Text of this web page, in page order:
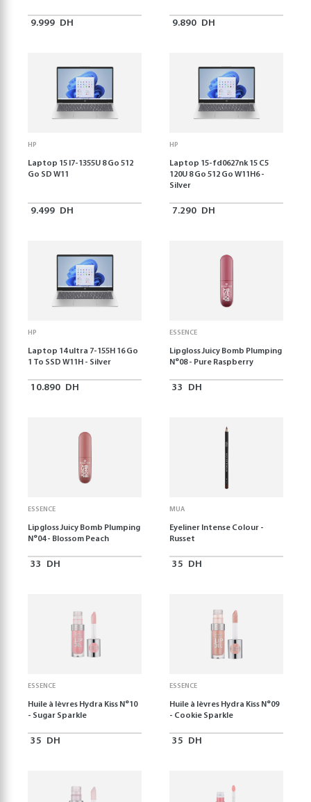
9.999 DH 9.890 DH
HP
Laptop 15 I7-1355U 8 Go 512
Go SD W11
9.499 DH
HP
Laptop 15-fd0627nk 15 C5
120U 8 Go 512 Go W11H6 -
Silver
7.290 DH
HP
Laptop 14 ultra 7-155H 16 Go
1 To SSD W11H - Silver
10.890 DH
ESSENCE
Lipgloss Juicy Bomb Plumping
N°08 - Pure Raspberry
33 DH
ESSENCE
Lipgloss Juicy Bomb Plumping
N°04 - Blossom Peach
33 DH
MUA
Eyeliner Intense Colour -
Russet
35 DH
ESSENCE
Huile à lèvres Hydra Kiss N°10
- Sugar Sparkle
35 DH
ESSENCE
Huile à lèvres Hydra Kiss N°09
- Cookie Sparkle
35 DH